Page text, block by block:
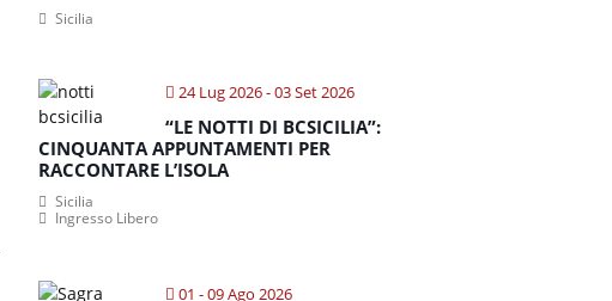
Sicilia
24 Lug 2026- 03 Set 2026
“LE NOTTI DI BCSICILIA”:
CINQUANTA APPUNTAMENTI PER
RACCONTARE L’ISOLA
Sicilia
Ingresso Libero
01 - 09 Ago 2026